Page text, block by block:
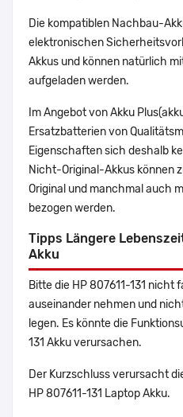
Die kompatiblen Nachbau-
elektronischen
Akkus und können natürlich
aufgeladen werden.
Im Angebot von Akku
Ersatzbatterien von
Eigenschaften sich deshalb
Nicht-Original-Akkus können
Original und manchmal auch
bezogen werden.
Tipps Längere
Akku
Bitte die HP 807611-131 nicht
auseinander nehmen und
legen. Es könnte die
131 Akku verursachen.
Der Kurzschluss verursacht
HP 807611-131 Laptop Akku.